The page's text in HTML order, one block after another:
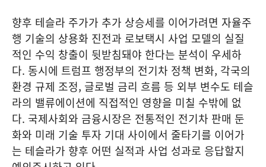
향후 테슬라 주가가 추가 상승세를 이어가려면 자율주
행 기술의 상용화 진전과 로보택시 사업 모델의 실질
적인 수익 창출이 뒷받침돼야 한다는 분석이 우세하
다. 동시에 트럼프 행정부의 전기차 정책 변화, 각국의
환경 규제 조정, 글로벌 금리 흐름 등 외부 변수도 테슬
라의 밸류에이션에 직접적인 영향을 미칠 수밖에 없
다. 국제사회와 금융시장은 전통적인 전기차 판매 둔
화와 미래 기술 투자 기대 사이에서 줄타기를 이어가
는 테슬라가 향후 어떤 실적과 사업 성과로 응답할지